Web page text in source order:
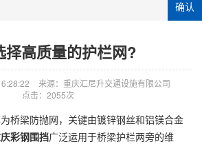
确认
择高质量的护栏网?
来源：重庆汇尼升交通设施有限公司
点击：2055次
桥梁防抛网，关键由镀锌钢丝和铝镁合金
彩钢围挡广泛运用于桥梁护栏两旁的维